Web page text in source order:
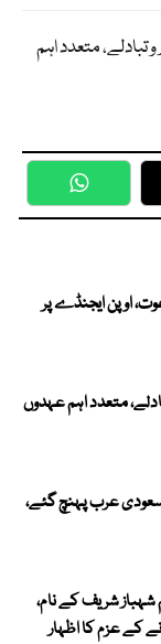
تبادلے، متعدد اہم
WhatsApp
اوپن ایجنڈے پر
متعدد اہم عہدوں
عرب پہنچ گئے،
شریف کے نام،
کے عزم کا اظہار